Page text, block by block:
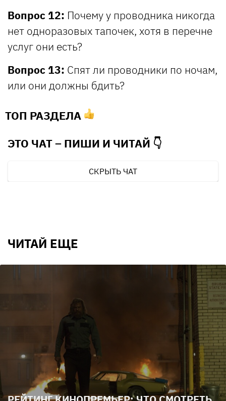
Вопрос 12: Почему у проводника никогда
нет одноразовых тапочек, хотя в перечне
услуг они есть?
Вопрос 13: Спят ли проводники по ночам,
или они должны бдить?
ТОП РАЗДЕЛА
ЭТО ЧАТ – ПИШИ И ЧИТАЙ 👇
СКРЫТЬ ЧАТ
ЧИТАЙ ЕЩЕ